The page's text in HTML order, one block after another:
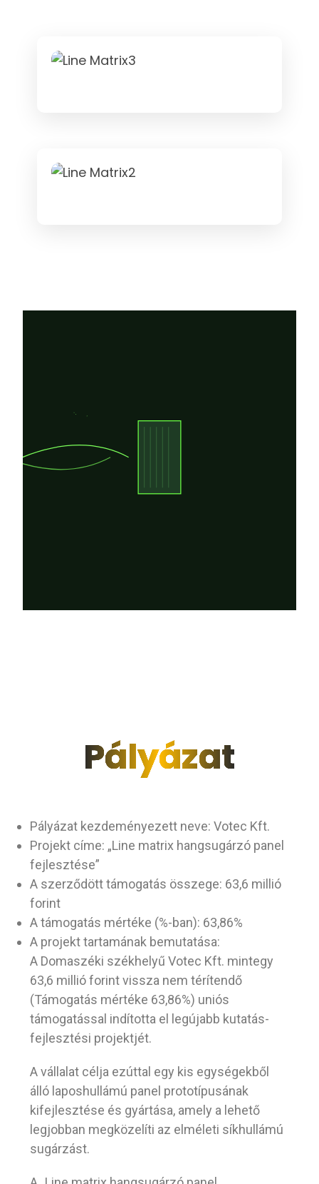
Pályázat
Pályázat kezdeményezett neve: Votec Kft.
Projekt címe: „Line matrix hangsugárzó panel
fejlesztése”
A szerződött támogatás összege: 63,6 millió
forint
A támogatás mértéke (%-ban): 63,86%
A projekt tartamának bemutatása:
A Domaszéki székhelyű Votec Kft. mintegy
63,6 millió forint vissza nem térítendő
(Támogatás mértéke 63,86%) uniós
támogatással indította el legújabb kutatás-
fejlesztési projektjét.
A vállalat célja ezúttal egy kis egységekből
álló laposhullámú panel prototípusának
kifejlesztése és gyártása, amely a lehető
legjobban megközelíti az elméleti síkhullámú
sugárzást.